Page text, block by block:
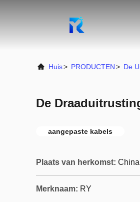
Huis> PRODUCTEN> De
De
aangepaste kabels
Plaats van herkomst: China
Merknaam: RY